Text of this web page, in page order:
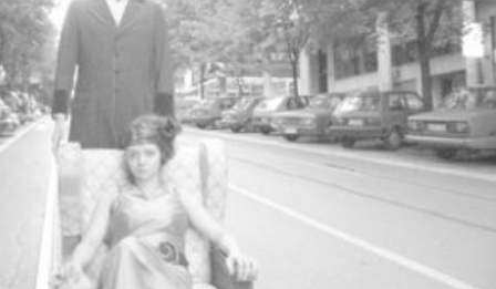
FOTO & ŽURNALIZAM
O MENI